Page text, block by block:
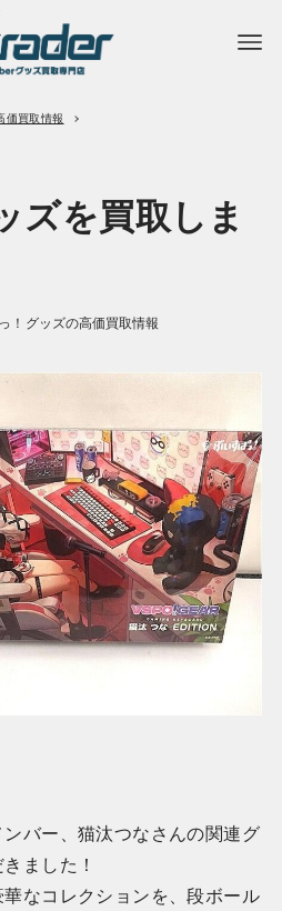
価買取情報
ズを買取しま
！グッズの高価買取情報
バー、猫汰つなさんの関連グ
ました！
なコレクションを、段ボール